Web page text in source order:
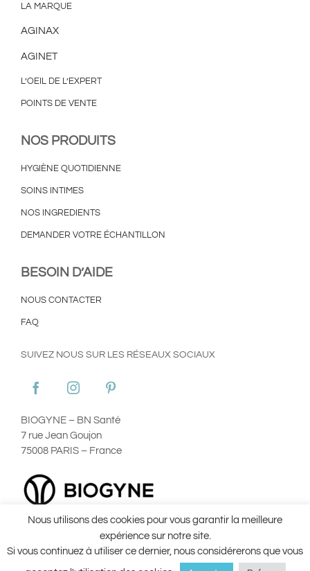
LA MARQUE
AGINAX
AGINET
L’OEIL DE L’EXPERT
POINTS DE VENTE
NOS PRODUITS
HYGIÈNE QUOTIDIENNE
SOINS INTIMES
NOS INGREDIENTS
DEMANDER VOTRE ÉCHANTILLON
BESOIN D’AIDE
NOUS CONTACTER
FAQ
SUIVEZ NOUS SUR LES RÉSEAUX SOCIAUX
BIOGYNE – BN Santé
7 rue Jean Goujon
75008 PARIS – France
Mentions Légales
Utilisation des Cookies
Conditions Générales d’Utilisation ©Aginax 2022
Nous utilisons des cookies pour vous garantir la meilleure
expérience sur notre site.
Si vous continuez à utiliser ce dernier, nous considérerons que vous